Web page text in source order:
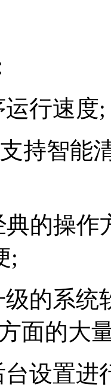
行速度;
持智能
典的操
;
的系统
面的大
设置进